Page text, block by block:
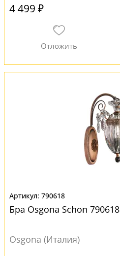
4 499 ₽
790618
Бра Osgona Schon 790618
Osgona (Италия)